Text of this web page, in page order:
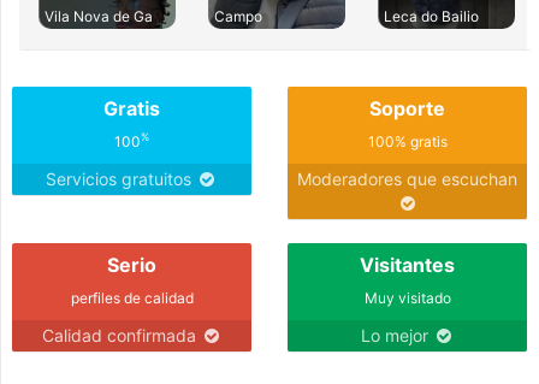
Vila Nova de Ga
Campo
Leca do Bailio
Gratis
100%
Servicios gratuitos
Soporte
100% gratis
Moderadores que escuchan
Serio
perfiles de calidad
Calidad confirmada
Visitantes
Muy visitado
Lo mejor